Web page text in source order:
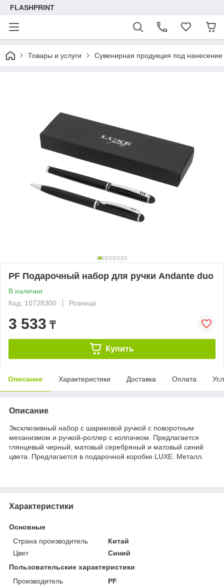
FLASHPRINT
Товары и услуги Сувенирная продукция под нанесение
PF Подарочный набор для ручки Andante duo
В наличии
Код: 10728300
Розница
3 533 ₸
Купить
Описание Характеристики Доставка Оплата
Описание
Эксклюзивный набор с шариковой ручкой с поворотным
механизмом и ручкой-роллер с колпачком. Предлагается
глянцевый черный, матовый серебряный и матовый синий
цвета. Предлагается в подарочной коробке LUXE. Металл.
Характеристики
Основные
Страна производитель
Китай
Цвет
Синий
Пользовательские характеристики
Производитель
PF